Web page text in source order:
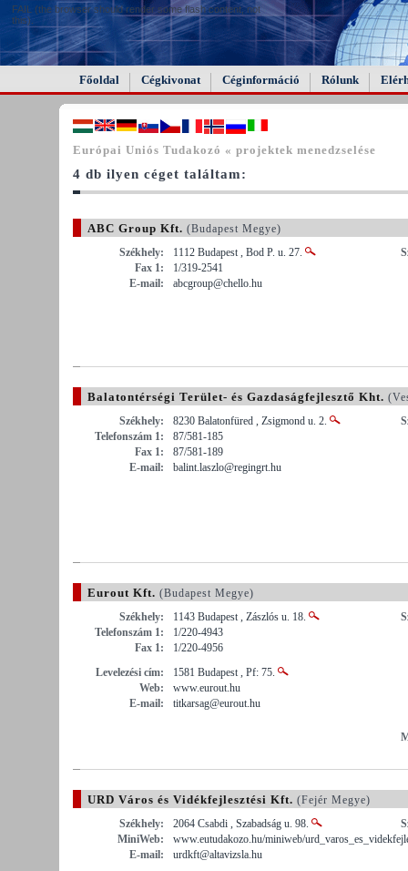
FAIL (the browser should render some flash content, not
this).
Főoldal Cégkivonat Céginformáció Rólunk
Európai Uniós Tudakozó « projektek menedzselése
4 db ilyen céget találtam:
ABC Group Kft. (Budapest Megye)
Székhely:
1112 Budapest , Bod P. u. 27.
Fax 1:
1/319-2541
E-mail:
abcgroup@chello.hu
Balatontérségi Terület- és Gazdaságfejlesztő Kht.
Székhely:
8230 Balatonfüred , Zsigmond u. 2.
Telefonszám 1:
87/581-185
Fax 1:
87/581-189
E-mail:
balint.laszlo@regingrt.hu
Eurout Kft. (Budapest Megye)
Székhely:
1143 Budapest , Zászlós u. 18.
Telefonszám 1:
1/220-4943
Fax 1:
1/220-4956
Levelezési cím:
1581 Budapest , Pf: 75.
Web:
www.eurout.hu
E-mail:
titkarsag@eurout.hu
URD Város és Vidékfejlesztési Kft. (Fejér Megye)
Székhely:
2064 Csabdi , Szabadság u. 98.
MiniWeb:
www.eutudakozo.hu/miniweb/
E-mail:
urdkft@altavizsla.hu